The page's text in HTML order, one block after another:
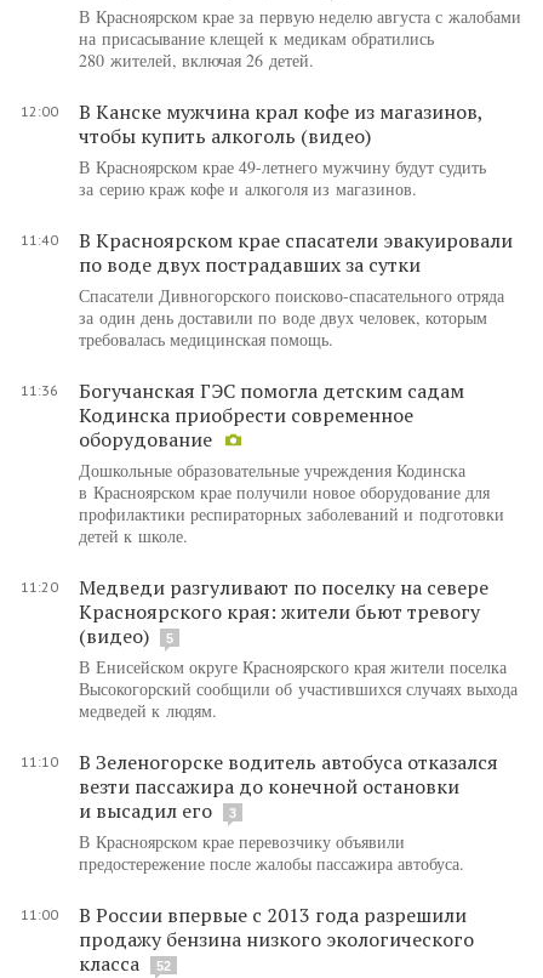
В Красноярском крае за первую неделю августа с жалобами
на присасывание клещей к медикам обратились
280 жителей, включая 26 детей.
12:00
В Канске мужчина крал кофе из магазинов,
чтобы купить алкоголь (видео)
В Красноярском крае 49-летнего мужчину будут судить
за серию краж кофе и алкоголя из магазинов.
11:40
В Красноярском крае спасатели эвакуировали
по воде двух пострадавших за сутки
Спасатели Дивногорского поисково-спасательного отряда
за один день доставили по воде двух человек, которым
требовалась медицинская помощь.
11:36
Богучанская ГЭС помогла детским садам
Кодинска приобрести современное
оборудование
Дошкольные образовательные учреждения Кодинска
в Красноярском крае получили новое оборудование для
профилактики респираторных заболеваний и подготовки
детей к школе.
11:20
Медведи разгуливают по поселку на севере
Красноярского края: жители бьют тревогу
(видео)
5
В Енисейском округе Красноярского края жители поселка
Высокогорский сообщили об участившихся случаях выхода
медведей к людям.
11:10
В Зеленогорске водитель автобуса отказался
везти пассажира до конечной остановки
и высадил его
3
В Красноярском крае перевозчику объявили
предостережение после жалобы пассажира автобуса.
11:00
В России впервые с 2013 года разрешили
продажу бензина низкого экологического
класса
52